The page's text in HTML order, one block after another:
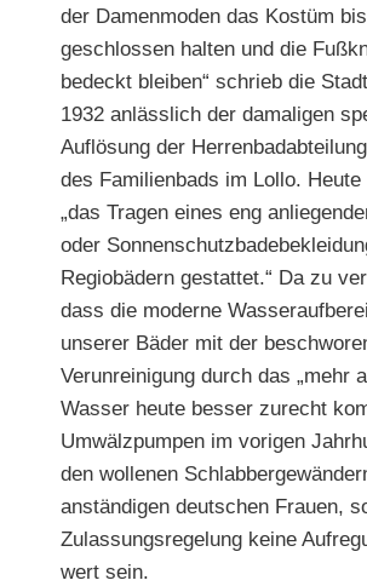
der Damenmoden das Kostüm
geschlossen halten und die
bedeckt bleiben“ schrieb die
1932 anlässlich der damaligen
Auflösung der
des Familienbads im Lollo. Heute
„das Tragen eines eng
oder
Regiobädern gestattet.“ Da zu
dass die moderne
unserer Bäder mit der
Verunreinigung durch das „mehr
Wasser heute besser zurecht
Umwälzpumpen im vorigen
den wollenen
anständigen deutschen Frauen,
Zulassungsregelung keine
wert sein.